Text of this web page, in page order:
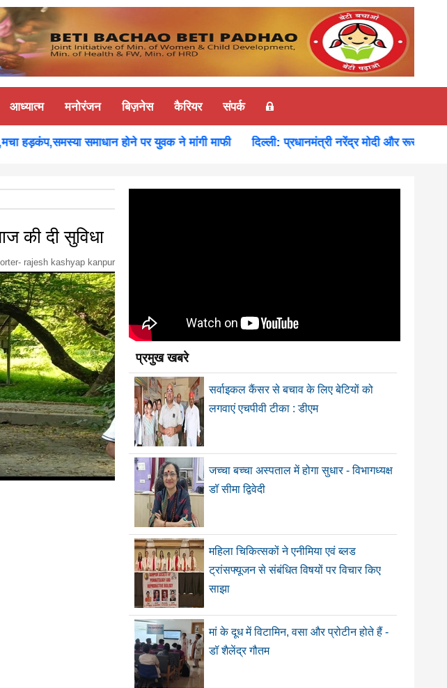
आध्यात्म मनोरंजन बिज़नेस कैरियर संपर्क
समाधान होने पर युवक ने मांगी माफी दिल्ली: प्रधानमंत्री नरेंद्र मोदी और रूस के
की दी सुविधा
rajesh kashyap kanpur
प्रमुख खबरे
सर्वाइकल कैंसर से बचाव के लिए बेटियों को
लगवाएं एचपीवी टीका : डीएम
जच्चा बच्चा अस्पताल में होगा सुधार - विभागध्यक्ष
डॉ सीमा द्विवेदी
महिला चिकित्सकों ने एनीमिया एवं ब्लड
ट्रांसफ्यूजन से संबंधित विषयों पर विचार किए
साझा
मां के दूध में विटामिन, वसा और प्रोटीन होते हैं -
डॉ शैलेंद्र गौतम